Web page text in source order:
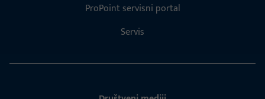
ProPoint servisni portal
Servis